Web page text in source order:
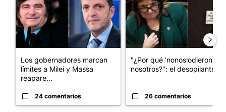
Los gobernadores marcan
límites a Milei y Massa
reapare...
24 comentarios
"¿Por qué 'nonoslodieron' a
nosotros?": el desopilante ...
26 comentarios